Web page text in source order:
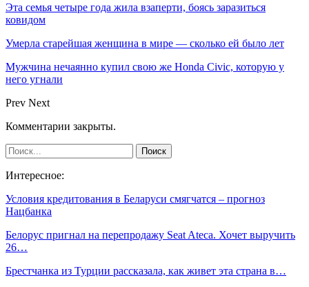
Эта семья четыре года жила взаперти, боясь заразиться
ковидом
Умерла старейшая женщина в мире — сколько ей было лет
Мужчина нечаянно купил свою же Honda Civic, которую у
него угнали
Prev Next
Комментарии закрыты.
Интересное:
Условия кредитования в Беларуси смягчатся – прогноз
Нацбанка
Белорус пригнал на перепродажу Seat Ateca. Хочет выручить
26…
Брестчанка из Турции рассказала, как живет эта страна в…